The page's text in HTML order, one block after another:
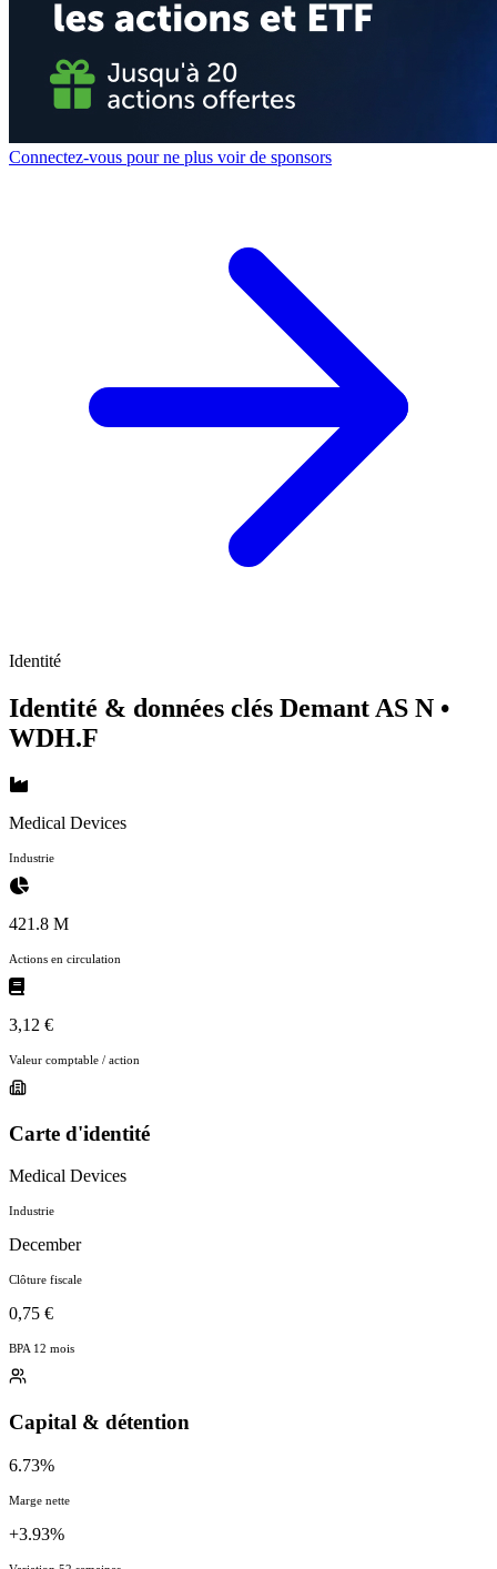
Connectez-vous pour ne plus voir de sponsors
Identité
Identité & données clés Demant AS N •
WDH.F
Medical Devices
Industrie
421.8 M
Actions en circulation
3,12 €
Valeur comptable / action
Carte d'identité
Medical Devices
Industrie
December
Clôture fiscale
0,75 €
BPA 12 mois
Capital & détention
6.73%
Marge nette
+3.93%